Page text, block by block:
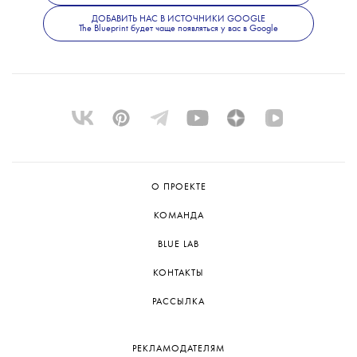
светом рифмовался с эстетикой Дэвида
Линча».
и следующих показов пока не планируется.
ДОБАВИТЬ НАС В ИСТОЧНИКИ GOOGLE
The Blueprint будет чаще появляться у вас в Google
О ПРОЕКТЕ
КОМАНДА
BLUE LAB
КОНТАКТЫ
РАССЫЛКА
РЕКЛАМОДАТЕЛЯМ